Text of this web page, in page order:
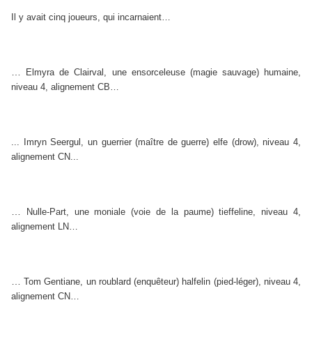
Il y avait cinq joueurs, qui incarnaient…
Elmyra de Clairval, une ensorceleuse (magie sauvage) humaine,
niveau 4, alignement CB…
... Imryn Seergul, un guerrier (maître de guerre) elfe (drow), niveau 4,
alignement CN...
Nulle-Part, une moniale (voie de la paume) tieffeline, niveau 4,
alignement LN…
…Tom Gentiane, un roublard (enquêteur) halfelin (pied-léger), niveau 4,
alignement CN…